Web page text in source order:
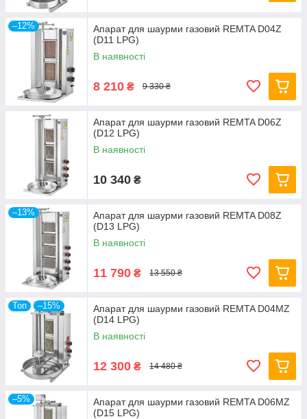
–12%
Апарат для шаурми газовий REMTA D04Z
(D11 LPG)
В наявності
8 210 ₴ 9 330 ₴
Апарат для шаурми газовий REMTA D06Z
(D12 LPG)
В наявності
10 340 ₴
–13%
Апарат для шаурми газовий REMTA D08Z
(D13 LPG)
В наявності
11 790 ₴ 13 550 ₴
Топ –15%
Апарат для шаурми газовий REMTA D04MZ
(D14 LPG)
В наявності
12 300 ₴ 14 480 ₴
–5%
Апарат для шаурми газовий REMTA D06MZ
(D15 LPG)